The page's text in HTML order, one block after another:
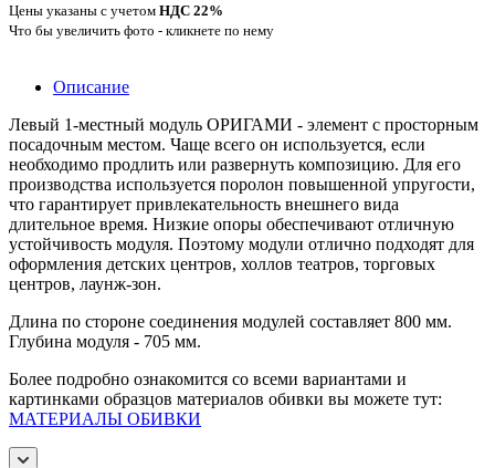
Цены указаны с учетом НДС 22%
Что бы увеличить фото - кликнете по нему
Описание
Левый 1-местный модуль ОРИГАМИ - элемент с просторным
посадочным местом. Чаще всего он используется, если
необходимо продлить или развернуть композицию. Для его
производства используется поролон повышенной упругости,
что гарантирует привлекательность внешнего вида
длительное время. Низкие опоры обеспечивают отличную
устойчивость модуля. Поэтому модули отлично подходят для
оформления детских центров, холлов театров, торговых
центров, лаунж-зон.
Длина по стороне соединения модулей составляет 800 мм.
Глубина модуля - 705 мм.
Более подробно ознакомится со всеми вариантами и
картинками образцов материалов обивки вы можете тут:
МАТЕРИАЛЫ ОБИВКИ